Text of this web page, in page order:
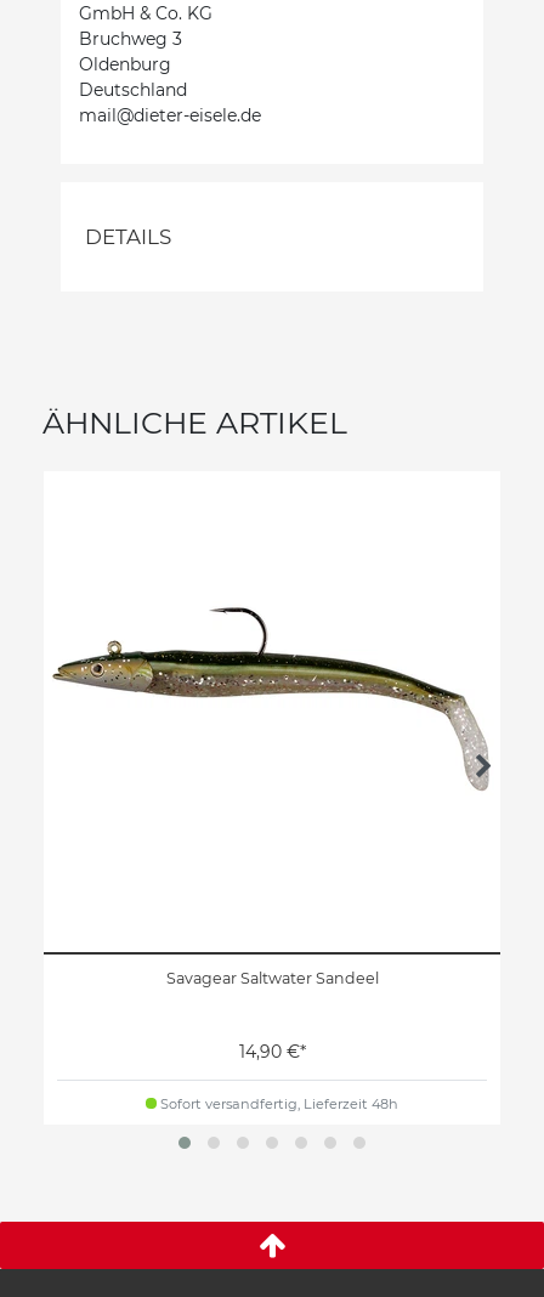
GmbH & Co. KG
Bruchweg 3
Oldenburg
Deutschland
mail@dieter-eisele.de
DETAILS
ÄHNLICHE ARTIKEL
Savagear Saltwater Sandeel
14,90 €*
Sofort versandfertig, Lieferzeit 48h